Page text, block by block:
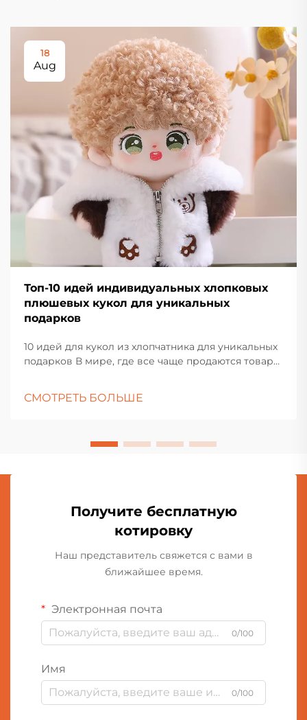
18
Aug
Топ-10 идей индивидуальных хлопковых
плюшевых кукол для уникальных
подарков
10 идей для кукол из хлопчатника для уникальных
подарков В мире, где все чаще продаются товары,
СМОТРЕТЬ БОЛЬШЕ
Получите бесплатную
котировку
Наш представитель свяжется с вами в
ближайшее время.
Электронная почта
0/100
Имя
0/100